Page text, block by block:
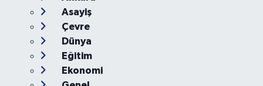
Ana Sayfa
Kategoriler
Ankara
Asayiş
Çevre